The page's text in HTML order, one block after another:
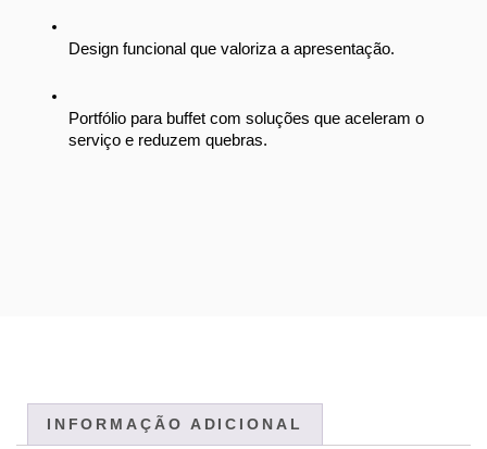
Design funcional que valoriza a apresentação.
Portfólio para buffet com soluções que aceleram o
serviço e reduzem quebras.
INFORMAÇÃO ADICIONAL